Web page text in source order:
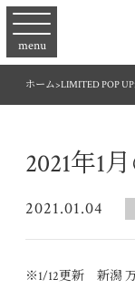
menu
ホーム>LIMITED POP UP
2021年1
2021.01.04
※1/12更新 新潟